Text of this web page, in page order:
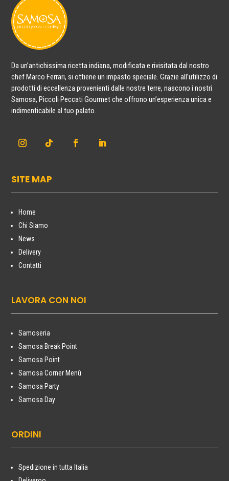
Da un’antichissima ricetta indiana, modificata e rivisitata dal nostro
chef Marco Ferrari, si ottiene un impasto speciale. Grazie all’utilizzo di
prodotti di eccellenza provenienti dalle nostre terre, nascono i nostri
Samosa, Piccoli Peccati Gourmet che offrono un’esperienza unica e
indimenticabile al tuo palato.
SITE MAP
Home
Chi Siamo
News
Delivery
Contatti
LAVORA CON NOI
Samoseria
Samosa Break Point
Samosa Point
Samosa Corner Menù
Samosa Party
Samosa Day
ORDINI
Spedizione in tutta Italia